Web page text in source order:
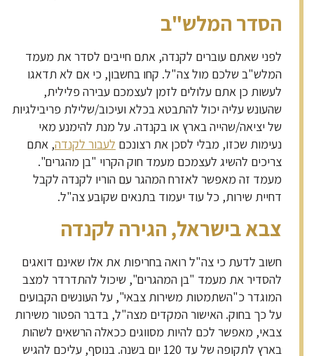
הסדר המלש"ב
לפני שאתם עוברים לקנדה, אתם חייבים לסדר את מעמד
המלש"ב שלכם מול צה"ל. קחו בחשבון, כי אם לא תדאגו
לעשות כן אתם עלולים לזמן לעצמכם עבירה פלילית,
שהעונש עליה יכול להתבטא בכלא ועיכוב/שלילת פריבילגיות
של יציאה/שהייה בארץ או בקנדה. על מנת להימנע מאי
נעימות שכזו, מבלי לסכן את רצונכם לעבור לקנדה, אתם
צריכים להשיג לעצמכם מעמד חוק הקרוי "בן מהגרים".
מעמד זה מאפשר לאזרח המהגר עם הוריו לקנדה לקבל
דחיית שירות, כל עוד יעמוד בתנאים שקובע צה"ל.
צבא בישראל, הגירה לקנדה
חשוב לדעת כי צה"ל רואה בחריפות את אלו שאינם דואגים
להסדיר את מעמד "בן המהגרים", שיכול להתדרדר למצב
המוגדר כ"השתמטות משירות צבאי", על העונשים הקבועים
על כך בחוק. האישור המקדים מצה"ל, בדבר הפטור משירות
צבאי, מאפשר לכם להיות מסווגים ככאלה הרשאים לשהות
בארץ לתקופה של עד 120 יום בשנה. בנוסף, עליכם להגיש